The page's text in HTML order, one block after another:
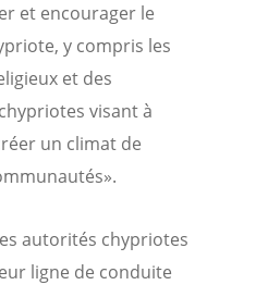
et encourager le
y compris les
et des
visant à
un climat de
autorités chypriotes
ligne de conduite